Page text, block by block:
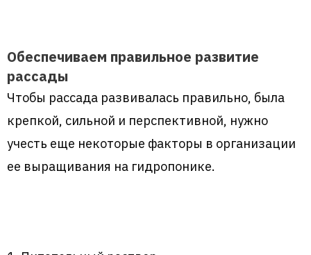
Обеспечиваем правильное развитие
рассады
Чтобы рассада развивалась правильно, была
крепкой, сильной и перспективной, нужно
учесть еще некоторые факторы в организации
ее выращивания на гидропонике.